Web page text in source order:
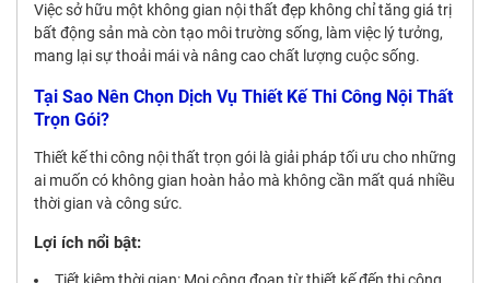
Việc sở hữu một không gian nội thất đẹp không chỉ tăng giá trị
bất động sản mà còn tạo môi trường sống, làm việc lý tưởng,
mang lại sự thoải mái và nâng cao chất lượng cuộc sống.
Tại Sao Nên Chọn Dịch Vụ Thiết Kế Thi Công Nội Thất
Trọn Gói?
Thiết kế thi công nội thất trọn gói là giải pháp tối ưu cho những
ai muốn có không gian hoàn hảo mà không cần mất quá nhiều
thời gian và công sức.
Lợi ích nổi bật: